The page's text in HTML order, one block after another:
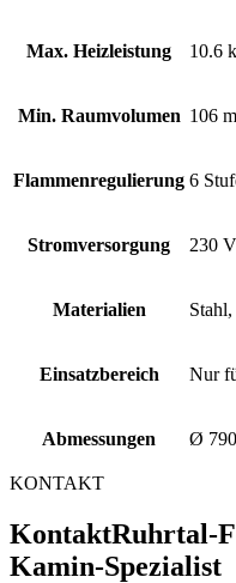
Max. Heizleistung 10.6
Min. Raumvolumen 106
Flammenregulierung 6
Stromversorgung 230 V
Materialien
Einsatzbereich Nur
Abmessungen Ø
KONTAKT
KontaktRuhrtal-
Kamin-Spezialist